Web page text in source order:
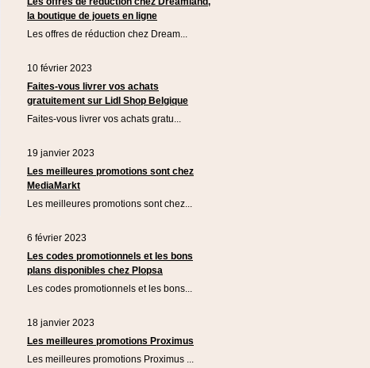
la boutique de jouets en ligne
Les offres de réduction chez Dream...
10 février 2023
Faites-vous livrer vos achats
gratuitement sur Lidl Shop Belgique
Faites-vous livrer vos achats gratu...
19 janvier 2023
Les meilleures promotions sont chez
MediaMarkt
Les meilleures promotions sont chez...
6 février 2023
Les codes promotionnels et les bons
plans disponibles chez Plopsa
Les codes promotionnels et les bons...
18 janvier 2023
Les meilleures promotions Proximus
Les meilleures promotions Proximus ...